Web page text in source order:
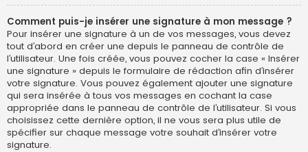
Comment puis-je insérer une signature à mon message ?
Pour insérer une signature à un de vos messages, vous devez
tout d’abord en créer une depuis le panneau de contrôle de
l’utilisateur. Une fois créée, vous pouvez cocher la case « Insérer
une signature » depuis le formulaire de rédaction afin d’insérer
votre signature. Vous pouvez également ajouter une signature
qui sera insérée à tous vos messages en cochant la case
appropriée dans le panneau de contrôle de l’utilisateur. Si vous
choisissez cette dernière option, il ne vous sera plus utile de
spécifier sur chaque message votre souhait d’insérer votre
signature.